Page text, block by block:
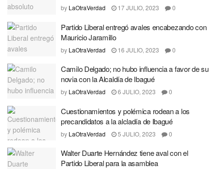
by LaOtraVerdad 17 JULIO, 2023 0
Partido Liberal entregó avales encabezando con
Mauricio Jaramillo
by LaOtraVerdad 16 JULIO, 2023 0
Camilo Delgado; no hubo influencia a favor de su
novia con la Alcaldía de Ibagué
by LaOtraVerdad 6 JULIO, 2023 0
Cuestionamientos y polémica rodean a los
precandidatos a la alcladía de Ibagué
by LaOtraVerdad 5 JULIO, 2023 0
Walter Duarte Hernández tiene aval con el
Partido Liberal para la asamblea